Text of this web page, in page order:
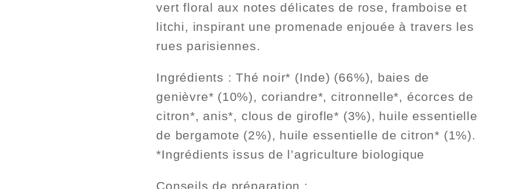
vert floral aux notes délicates de rose, framboise et
litchi, inspirant une promenade enjouée à travers les
rues parisiennes.
Ingrédients :Thé noir* (Inde) (66%), baies de
genièvre* (10%), coriandre*, citronnelle*, écorces de
citron*, anis*, clous de girofle* (3%), huile essentielle
de bergamote (2%), huile essentielle de citron* (1%).
*Ingrédients issus de l’agriculture biologique
Conseils de préparation :